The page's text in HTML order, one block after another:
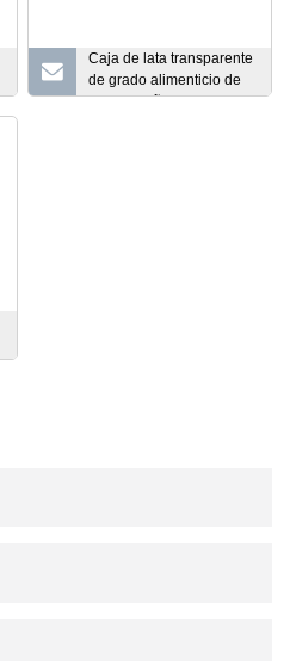
Caja de lata transparente
de grado alimenticio de
buen diseño con